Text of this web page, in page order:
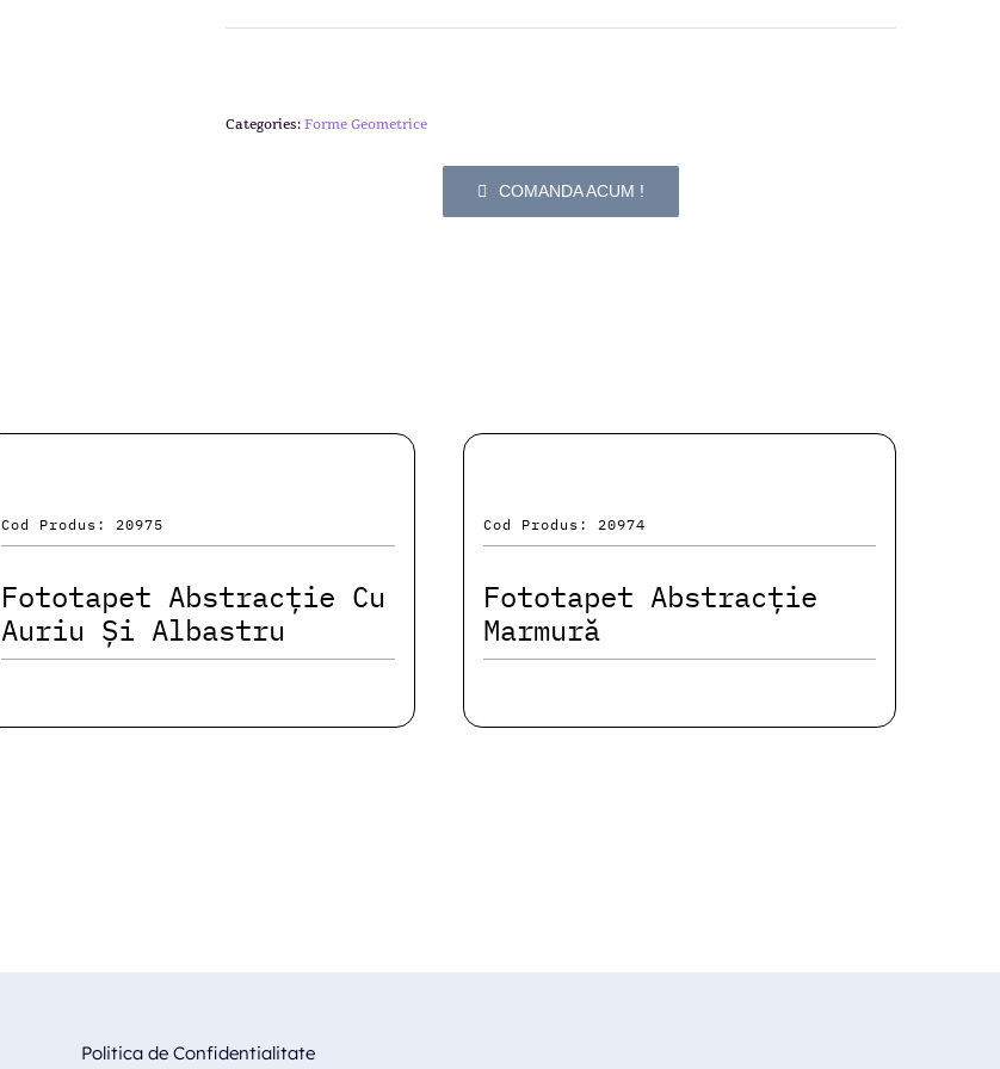
Categories:Forme Geometrice
COMANDA ACUM !
Cod Produs: 20975
Fototapet Abstracție Cu
Auriu Și Albastru
Cod Produs: 20974
Fototapet Abstracție
Marmură
Politica de Confidentialitate